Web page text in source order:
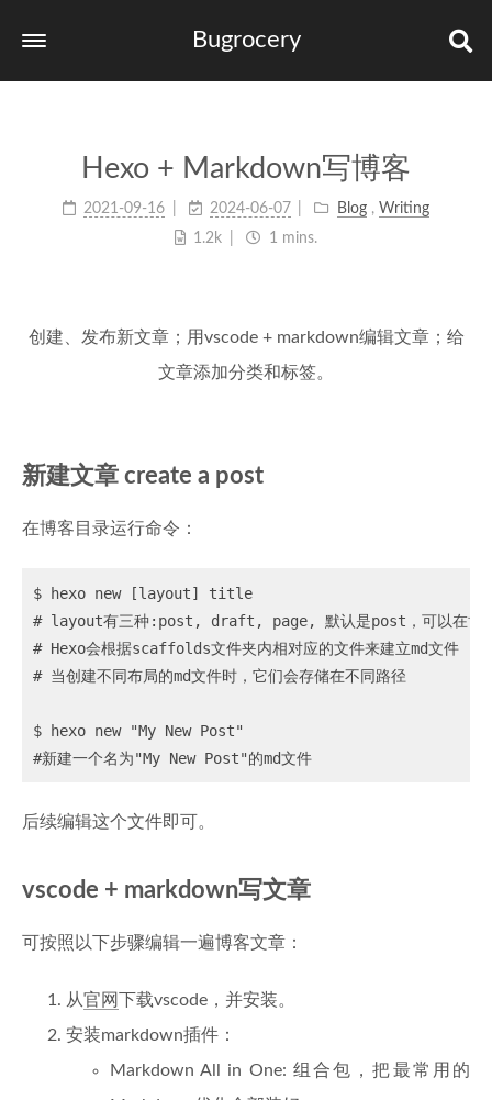
Bugrocery
Categories
Hexo + Markdown写博客
2021-09-16 2024-06-07 Blog , Writing
1.2k
1 mins.
创建、发布新文章；用vscode + markdown编辑文章；给
文章添加分类和标签。
新建文章 create a post
在博客目录运行命令：
$ hexo new [layout] title
# layout有三种:post, draft, page, 默认是post，可以在博
# Hexo会根据scaffolds文件夹内相对应的文件来建立md文件
# 当创建不同布局的md文件时，它们会存储在不同路径
$ hexo new "My New Post"
后续编辑这个文件即可。
vscode + markdown写文章
可按照以下步骤编辑一遍博客文章：
从官网
下载vscode，并安装。
安装markdown插件：
Markdown All in One: 组合包，把最常用的